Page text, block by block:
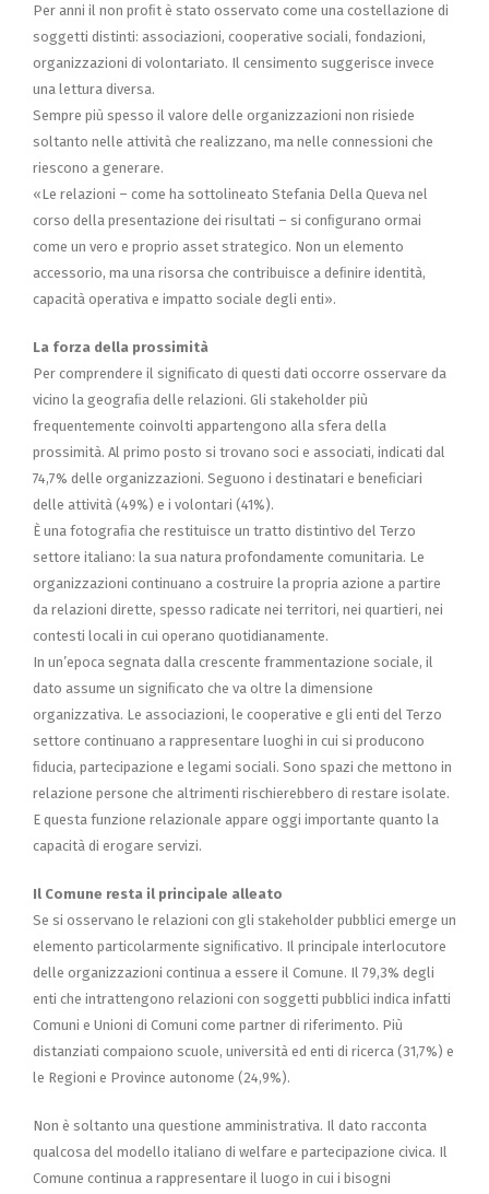
Per anni il non proﬁt è stato osservato come una costellazione di
soggetti distinti: associazioni, cooperative sociali, fondazioni,
organizzazioni di volontariato. Il censimento suggerisce invece
una lettura diversa.
Sempre più spesso il valore delle organizzazioni non risiede
soltanto nelle attività che realizzano, ma nelle connessioni che
riescono a generare.
«Le relazioni – come ha sottolineato Stefania Della Queva nel
corso della presentazione dei risultati – si conﬁgurano ormai
come un vero e proprio asset strategico. Non un elemento
accessorio, ma una risorsa che contribuisce a deﬁnire identità,
capacità operativa e impatto sociale degli enti».
La forza della prossimità
Per comprendere il signiﬁcato di questi dati occorre osservare da
vicino la geograﬁa delle relazioni. Gli stakeholder più
frequentemente coinvolti appartengono alla sfera della
prossimità. Al primo posto si trovano soci e associati, indicati dal
74,7% delle organizzazioni. Seguono i destinatari e beneﬁciari
delle attività (49%) e i volontari (41%).
È una fotograﬁa che restituisce un tratto distintivo del Terzo
settore italiano: la sua natura profondamente comunitaria. Le
organizzazioni continuano a costruire la propria azione a partire
da relazioni dirette, spesso radicate nei territori, nei quartieri, nei
contesti locali in cui operano quotidianamente.
In un’epoca segnata dalla crescente frammentazione sociale, il
dato assume un signiﬁcato che va oltre la dimensione
organizzativa. Le associazioni, le cooperative e gli enti del Terzo
settore continuano a rappresentare luoghi in cui si producono
ﬁducia, partecipazione e legami sociali. Sono spazi che mettono in
relazione persone che altrimenti rischierebbero di restare isolate.
E questa funzione relazionale appare oggi importante quanto la
capacità di erogare servizi.
Il Comune resta il principale alleato
Se si osservano le relazioni con gli stakeholder pubblici emerge un
elemento particolarmente signiﬁcativo. Il principale interlocutore
delle organizzazioni continua a essere il Comune. Il 79,3% degli
enti che intrattengono relazioni con soggetti pubblici indica infatti
Comuni e Unioni di Comuni come partner di riferimento. Più
distanziati compaiono scuole, università ed enti di ricerca (31,7%) e
le Regioni e Province autonome (24,9%).
Non è soltanto una questione amministrativa. Il dato racconta
qualcosa del modello italiano di welfare e partecipazione civica. Il
Comune continua a rappresentare il luogo in cui i bisogni